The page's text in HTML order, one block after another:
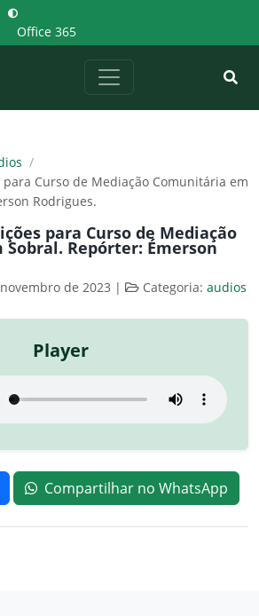
Office 365
/
para Curso de Mediação Comunitária em
Rodrigues.
para Curso de Mediação
Repórter: Émerson
de 2023 | Categoria: audios
Player
Compartilhar no WhatsApp